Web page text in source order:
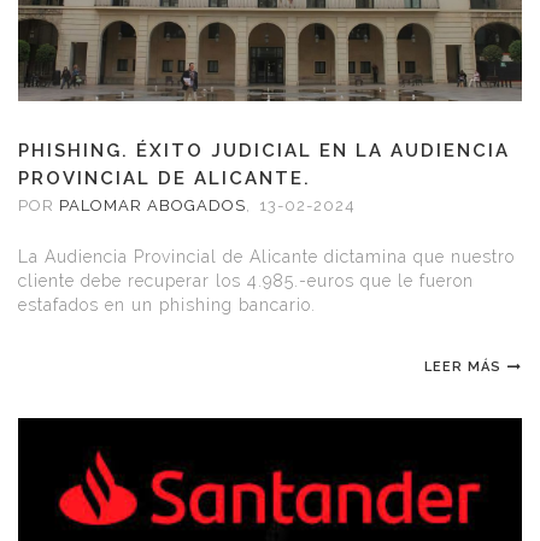
PHISHING. ÉXITO JUDICIAL EN LA AUDIENCIA
PROVINCIAL DE ALICANTE.
POR PALOMAR ABOGADOS, 13-02-2024
La Audiencia Provincial de Alicante dictamina que nuestro
cliente debe recuperar los 4.985.-euros que le fueron
estafados en un phishing bancario.
LEER MÁS